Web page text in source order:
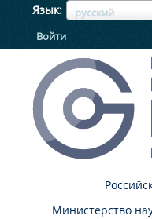
Язык русский
ЯзыкЯзык
Войти
Министерство